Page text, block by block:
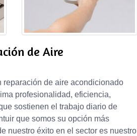
de Aire
de aire acondicionado
profesionalidad, eficiencia,
sostienen el trabajo diario de
que somos su opción más
nuestro éxito en el sector es nuestro